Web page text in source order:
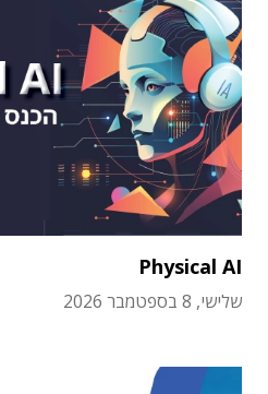
Physical AI
שלישי, 8 בספטמבר 2026